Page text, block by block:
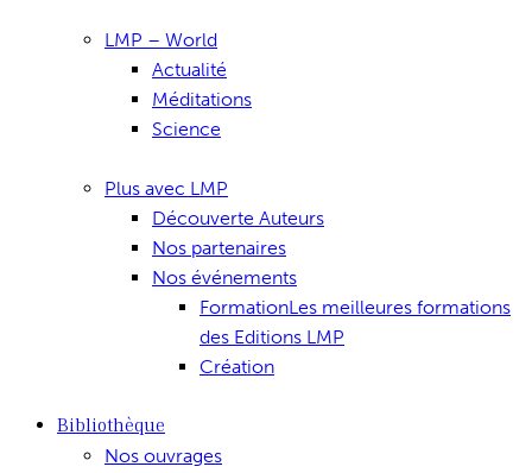
LMP – World
Actualité
Méditations
Science
Plus avec LMP
Découverte Auteurs
Nos partenaires
Nos événements
FormationLes meilleures formations
des Editions LMP
Création
Bibliothèque
Nos ouvrages